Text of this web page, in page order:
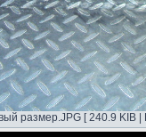
размер.JPG [ 240.9 KIB